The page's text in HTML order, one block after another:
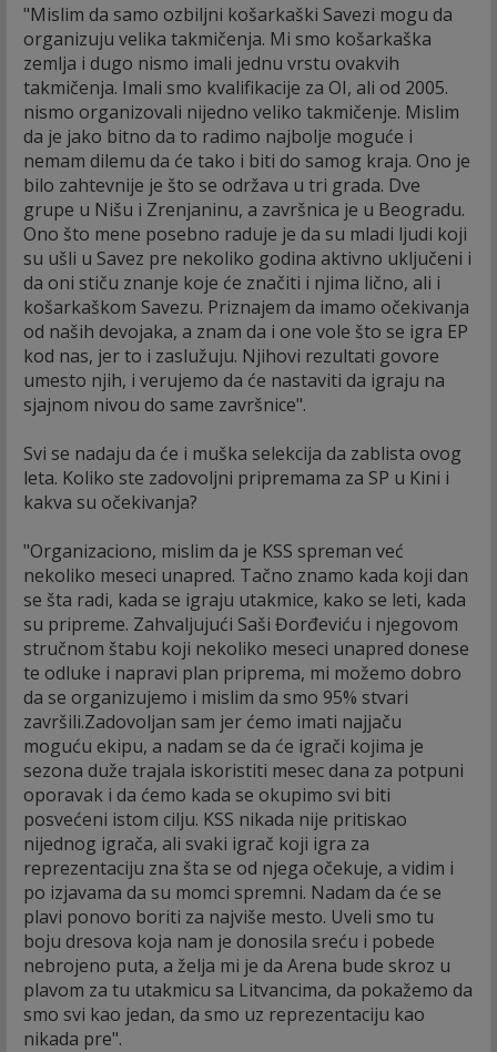
"Mislim da samo ozbiljni košarkaški Savezi mogu da
organizuju velika takmičenja. Mi smo košarkaška
zemlja i dugo nismo imali jednu vrstu ovakvih
takmičenja. Imali smo kvalifikacije za OI, ali od 2005.
nismo organizovali nijedno veliko takmičenje. Mislim
da je jako bitno da to radimo najbolje moguće i
nemam dilemu da će tako i biti do samog kraja. Ono je
bilo zahtevnije je što se održava u tri grada. Dve
grupe u Nišu i Zrenjaninu, a završnica je u Beogradu.
Ono što mene posebno raduje je da su mladi ljudi koji
su ušli u Savez pre nekoliko godina aktivno uključeni i
da oni stiču znanje koje će značiti i njima lično, ali i
košarkaškom Savezu. Priznajem da imamo očekivanja
od naših devojaka, a znam da i one vole što se igra EP
kod nas, jer to i zaslužuju. Njihovi rezultati govore
umesto njih, i verujemo da će nastaviti da igraju na
sjajnom nivou do same završnice".
Svi se nadaju da će i muška selekcija da zablista ovog
leta. Koliko ste zadovoljni pripremama za SP u Kini i
kakva su očekivanja?
"Organizaciono, mislim da je KSS spreman već
nekoliko meseci unapred. Tačno znamo kada koji dan
se šta radi, kada se igraju utakmice, kako se leti, kada
su pripreme. Zahvaljujući Saši Đorđeviću i njegovom
stručnom štabu koji nekoliko meseci unapred donese
te odluke i napravi plan priprema, mi možemo dobro
da se organizujemo i mislim da smo 95% stvari
završili.Zadovoljan sam jer ćemo imati najjaču
moguću ekipu, a nadam se da će igrači kojima je
sezona duže trajala iskoristiti mesec dana za potpuni
oporavak i da ćemo kada se okupimo svi biti
posvećeni istom cilju. KSS nikada nije pritiskao
nijednog igrača, ali svaki igrač koji igra za
reprezentaciju zna šta se od njega očekuje, a vidim i
po izjavama da su momci spremni. Nadam da će se
plavi ponovo boriti za najviše mesto. Uveli smo tu
boju dresova koja nam je donosila sreću i pobede
nebrojeno puta, a želja mi je da Arena bude skroz u
plavom za tu utakmicu sa Litvancima, da pokažemo da
smo svi kao jedan, da smo uz reprezentaciju kao
nikada pre".